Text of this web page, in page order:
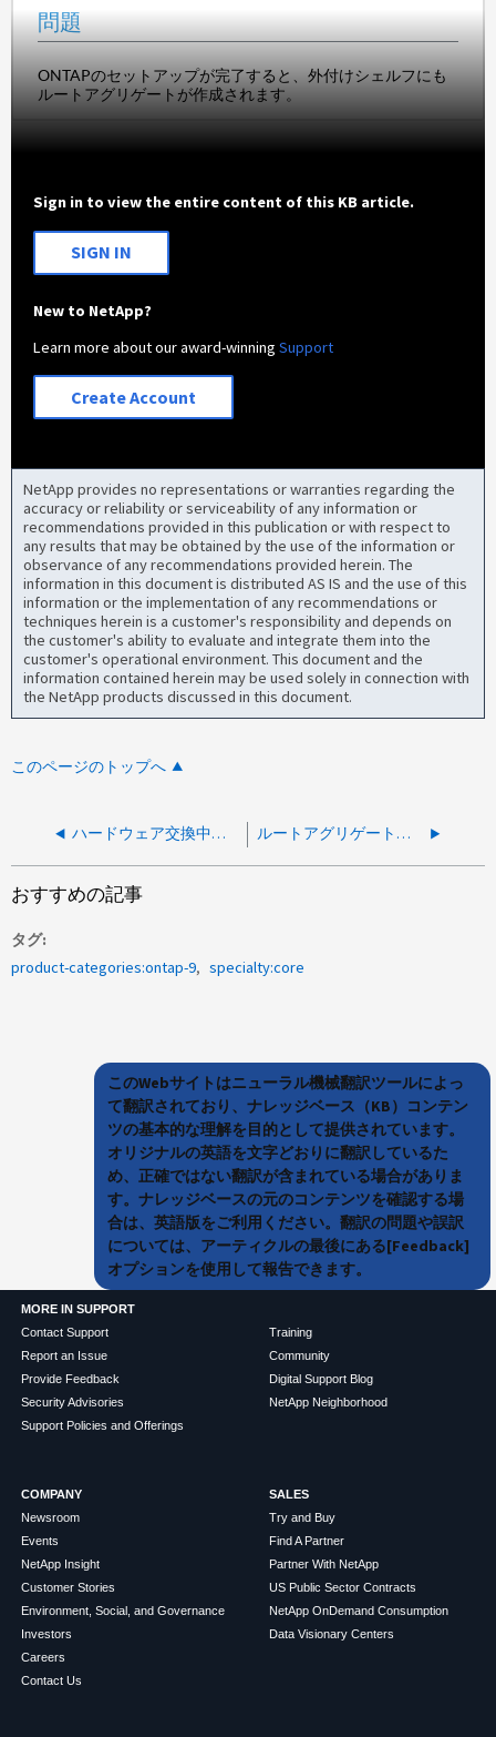
問題
ONTAPのセットアップが完了すると、外付けシェルフにも
ルートアグリゲートが作成されます。
Sign in to view the entire content of this KB article.
SIGN IN
New to NetApp?
Learn more about our award-winningSupport
Create Account
NetApp provides no representations or warranties regarding the
accuracy or reliability or serviceability of any information or
recommendations provided in this publication or with respect to
any results that may be obtained by the use of the information or
observance of any recommendations provided herein. The
information in this document is distributed AS IS and the use of this
information or the implementation of any recommendations or
techniques herein is a customer's responsibility and depends on
the customer's ability to evaluate and integrate them into the
customer's operational environment. This document and the
information contained herein may be used solely in connection with
the NetApp products discussed in this document.
このページのトップへ
ハードウェア交換中にルートアグリゲートのWAFLに一貫性がない ルートアグリゲートは、95%のスペース利用率を報告しています
おすすめの記事
タグ
product-categories:ontap-9
specialty:core
このWebサイトはニューラル機械翻訳ツールによっ
て翻訳されており、ナレッジベース（KB）コンテン
ツの基本的な理解を目的として提供されています。
オリジナルの英語を文字どおりに翻訳しているた
め、正確ではない翻訳が含まれている場合がありま
す。ナレッジベースの元のコンテンツを確認する場
合は、英語版をご利用ください。翻訳の問題や誤訳
については、アーティクルの最後にある[Feedback]
オプションを使用して報告できます。
MORE IN SUPPORT
Contact Support
Report an Issue
Provide Feedback
Security Advisories
Support Policies and Offerings
Training
Community
Digital Support Blog
NetApp Neighborhood
COMPANY
Newsroom
Events
NetApp Insight
Customer Stories
Environment, Social, and Governance
Investors
Careers
Contact Us
SALES
Try and Buy
Find A Partner
Partner With NetApp
US Public Sector Contracts
NetApp OnDemand Consumption
Data Visionary Centers